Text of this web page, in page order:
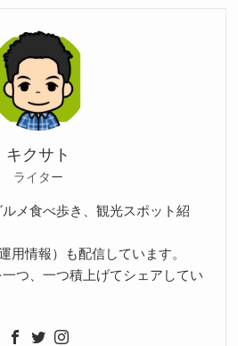
キクサト
ライター
メ食べ歩き、観光スポット紹
用情報）も配信しています。
つ、一つ積上げてシェアしてい